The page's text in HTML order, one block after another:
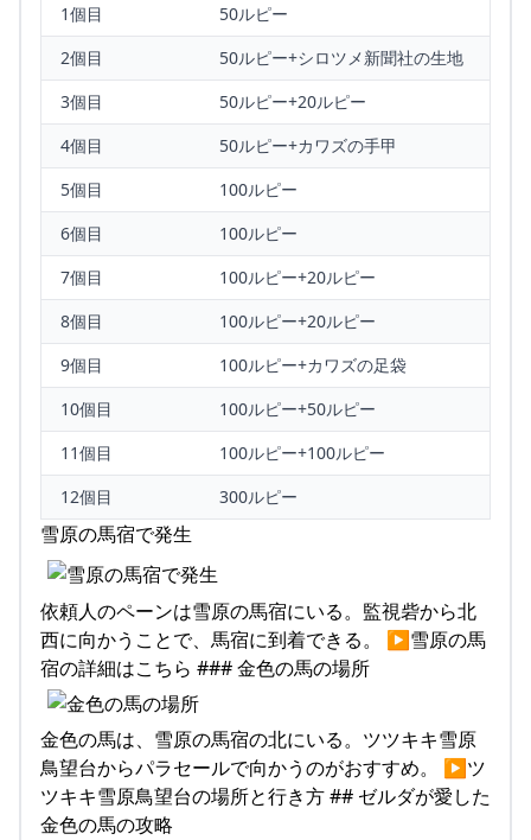
1個目
50ルピー
2個目
50ルピー+シロツメ新聞社の生地
3個目
50ルピー+20ルピー
4個目
50ルピー+カワズの手甲
5個目
100ルピー
6個目
100ルピー
7個目
100ルピー+20ルピー
8個目
100ルピー+20ルピー
9個目
100ルピー+カワズの足袋
10個目
100ルピー+50ルピー
11個目
100ルピー+100ルピー
12個目
300ルピー
雪原の馬宿で発生
依頼人のペーンは雪原の馬宿にいる。監視砦から北
西に向かうことで、馬宿に到着できる。 ▶雪原の馬
宿の詳細はこちら ### 金色の馬の場所
金色の馬は、雪原の馬宿の北にいる。ツツキキ雪原
鳥望台からパラセールで向かうのがおすすめ。 ▶ツ
ツキキ雪原鳥望台の場所と行き方 ## ゼルダが愛した
金色の馬の攻略